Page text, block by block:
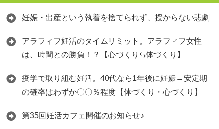
妊娠・出産という執着を捨てられず、授からない悲劇
アラフィフ妊活のタイムリミット。アラフィフ女性
は、時間との勝負！？【心づくり⇆体づくり】
疫学で取り組む妊活。40代なら1年後に妊娠→安定期
の確率はわずか〇〇％程度【体づくり・心づくり】
第35回妊活カフェ開催のお知らせ♪